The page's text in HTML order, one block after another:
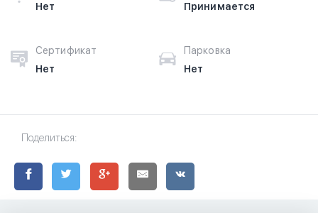
Нет
Принимается
Сертификат
Нет
Парковка
Нет
Поделиться: